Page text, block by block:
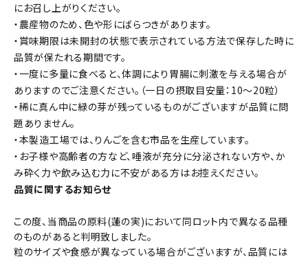
にお召し上がりください。
・農産物のため、色や形にばらつきがあります。
・賞味期限は未開封の状態で表示されている方法で保存した時に
品質が保たれる期間です。
・一度に多量に食べると、体調により胃腸に刺激を与える場合が
ありますのでご注意ください。（一日の摂取目安量：10～20粒）
・稀に真ん中に緑の芽が残っているものがございますが品質に問
題ありません。
・本製造工場では、りんごを含む市品を生産しています。
・お子様や高齢者の方など、唾液が充分に分泌されない方や、か
み砕く力や飲み込む力に不安がある方はお控えください。
品質に関するお知らせ
この度、当商品の原料(蓮の実)において同ロット内で異なる品種
のものがあると判明致しました。
粒のサイズや食感が異なっている場合がございますが、品質には